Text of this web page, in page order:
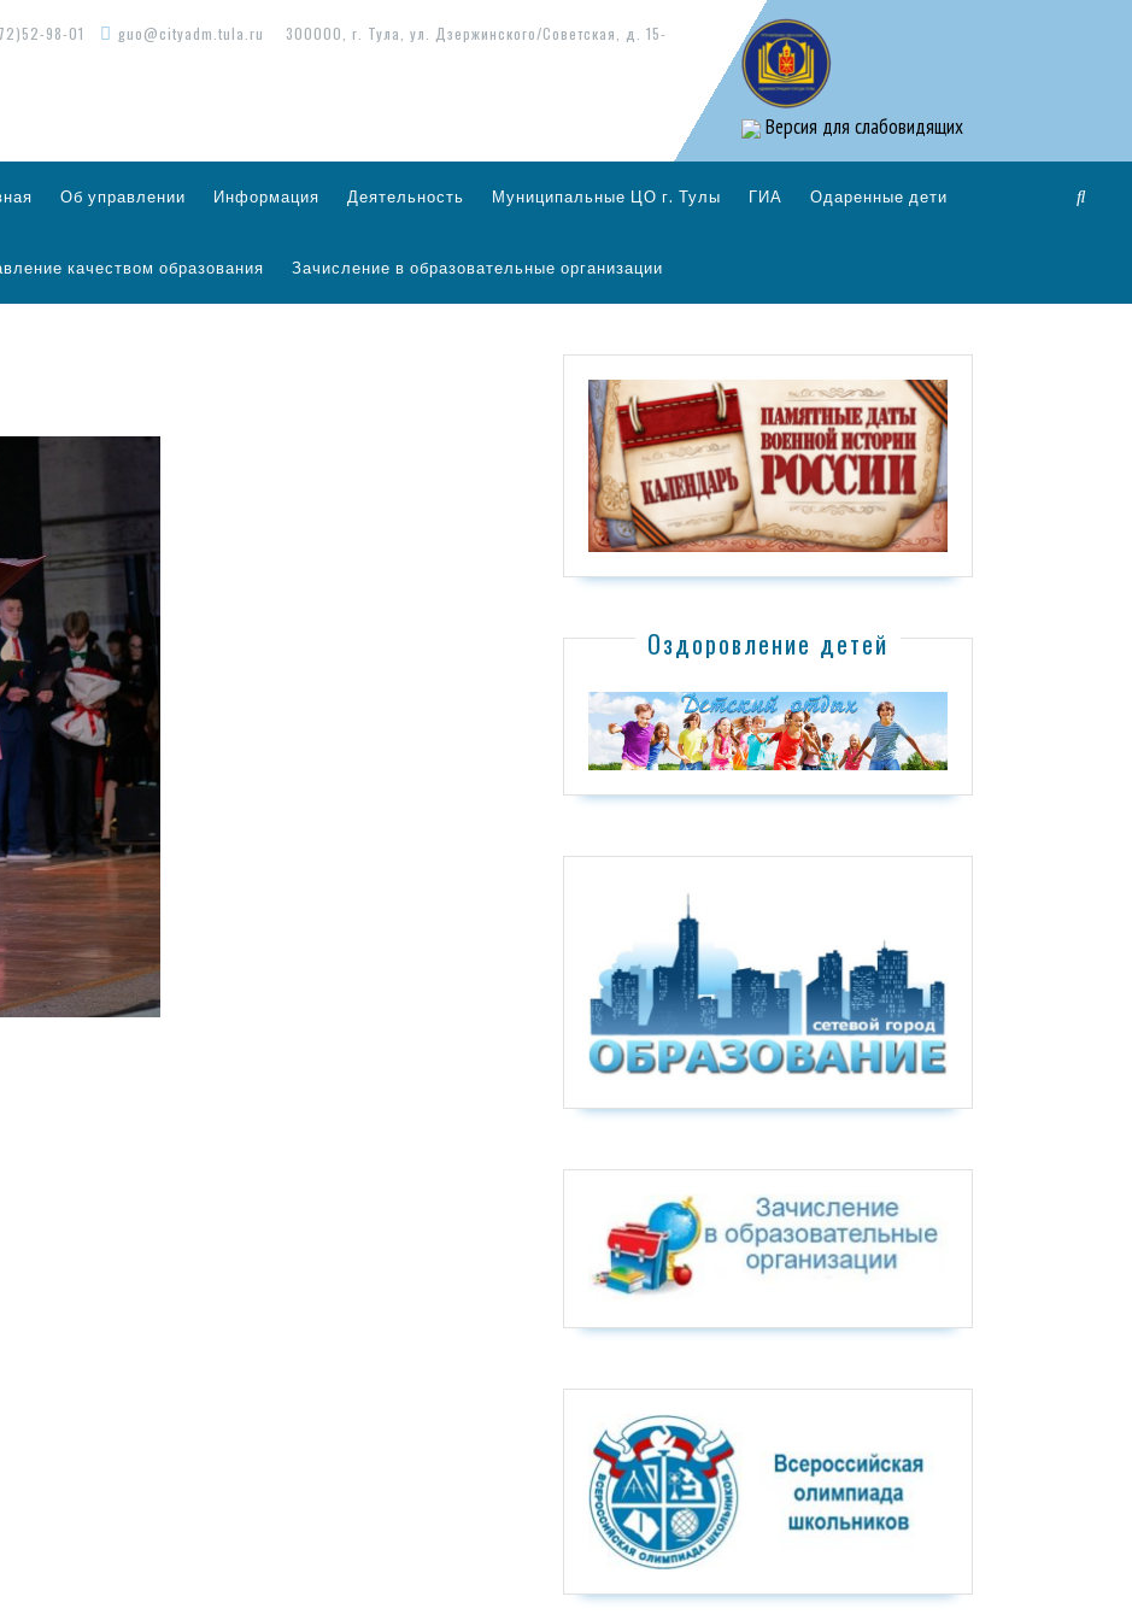
98-01 guo@cityadm.tula.ru
300000, г. Тула, ул. Дзержинского/Советская, д. 15-
Версия для слабовидящих
Об управлении Информация Деятельность Муниципальные ЦО г. Тулы ГИА Одаренные дети
качеством образования Зачисление в образовательные организации
Оздоровление детей